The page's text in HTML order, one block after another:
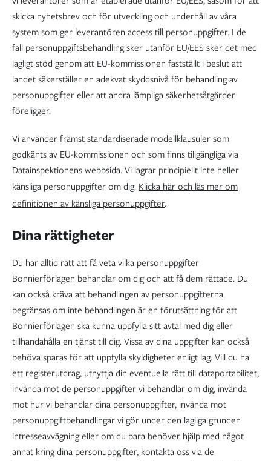
skicka nyhetsbrev och för utveckling och underhåll av våra
system som ger leverantören access till personuppgifter. I de
fall personuppgiftsbehandling sker utanför EU/EES sker det med
lagligt stöd genom att EU-kommissionen fastställt i beslut att
landet säkerställer en adekvat skyddsnivå för behandling av
personuppgifter eller att andra lämpliga säkerhetsåtgärder
föreligger.
Vi använder främst standardiserade modellklausuler som
godkänts av EU-kommissionen och som finns tillgängliga via
Datainspektionens webbsida. Vi lagrar principiellt inte heller
känsliga personuppgifter om dig. Klicka här och läs mer om
definitionen av känsliga personuppgifter.
Dina rättigheter
Du har alltid rätt att få veta vilka personuppgifter
Bonnierförlagen behandlar om dig och att få dem rättade. Du
kan också kräva att behandlingen av personuppgifterna
begränsas om inte behandlingen är en förutsättning för att
Bonnierförlagen ska kunna uppfylla sitt avtal med dig eller
tillhandahålla en tjänst till dig. Vissa av dina uppgifter kan också
behöva sparas för att uppfylla skyldigheter enligt lag. Vill du ha
ett registerutdrag, utnyttja din eventuella rätt till dataportabilitet,
invända mot de personuppgifter vi behandlar om dig, invända
mot hur vi behandlar dina personuppgifter, invända mot
personuppgiftbehandlingar vi gör under den lagliga grunden
intresseavvägning eller om du bara behöver hjälp med något
annat kring dina personuppgifter, kontakta oss via de